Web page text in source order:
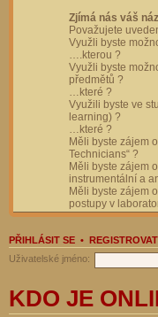
Zjímá nás váš
Považujete
Využli byste
….kterou ?
Využli byste
předmětů ?
…které ?
Využili byste ve
learning) ?
…které ?
Měli byste zájem
Technicians“ ?
Měli byste zájem
instrumentální a
Měli byste zájem
postupy v
PŘIHLÁSIT SE • REGISTROVAT
Uživatelské jméno:
KDO JE